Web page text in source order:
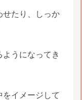
せたり、しっか
うになってき
イメージして